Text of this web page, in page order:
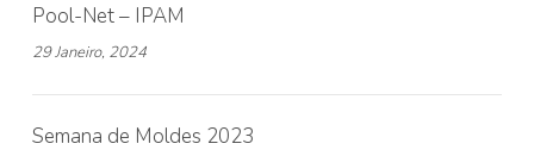
Pool-Net – IPAM
29 Janeiro, 2024
Semana de Moldes 2023